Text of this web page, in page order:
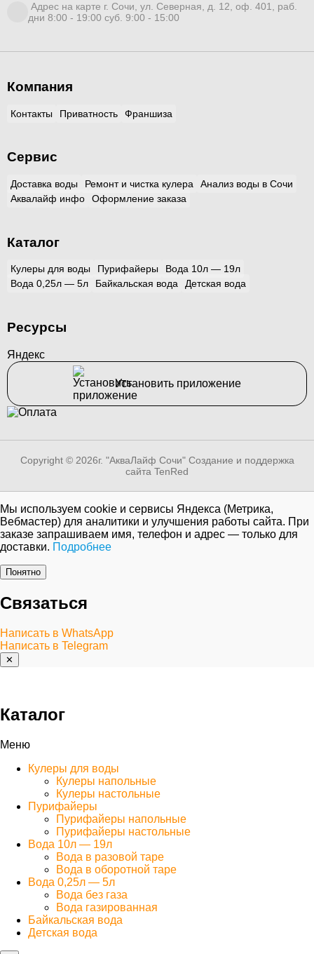
Адрес на карте г. Сочи, ул. Северная, д. 12, оф. 401, раб.
дни 8:00 - 19:00 суб. 9:00 - 15:00
Компания
Контакты Приватность Франшиза
Сервис
Доставка воды Ремонт и чистка кулера
Анализ воды в Сочи
Аквалайф инфо
Оформление заказа
Каталог
Кулеры для воды Пурифайеры
Вода 10л — 19л
Вода 0,25л — 5л
Байкальская вода Детская вода
Ресурсы
Яндекс
Установить приложение
Copyright © 2026г. "АкваЛайф Сочи" Создание и поддержка
сайта TenRed
Мы используем cookie и сервисы Яндекса (Метрика,
Вебмастер) для аналитики и улучшения работы сайта. При
заказе запрашиваем имя, телефон и адрес — только для
доставки. Подробнее
Понятно
Связаться
Написать в WhatsApp
Написать в Telegram
✕
Каталог
Меню
Кулеры для воды
Кулеры напольные
Кулеры настольные
Пурифайеры
Пурифайеры напольные
Пурифайеры настольные
Вода 10л — 19л
Вода в разовой таре
Вода в оборотной таре
Вода 0,25л — 5л
Вода без газа
Вода газированная
Байкальская вода
Детская вода